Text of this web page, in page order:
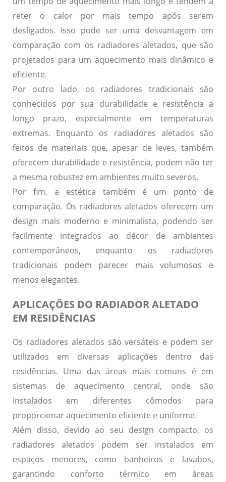
reter o calor por mais tempo após serem
desligados. Isso pode ser uma desvantagem em
comparação com os radiadores aletados, que são
projetados para um aquecimento mais dinâmico e
eficiente.
Por outro lado, os radiadores tradicionais são
conhecidos por sua durabilidade e resistência a
longo prazo, especialmente em temperaturas
extremas. Enquanto os radiadores aletados são
feitos de materiais que, apesar de leves, também
oferecem durabilidade e resistência, podem não ter
a mesma robustez em ambientes muito severos.
Por fim, a estética também é um ponto de
comparação. Os radiadores aletados oferecem um
design mais moderno e minimalista, podendo ser
facilmente integrados ao décor de ambientes
contemporâneos, enquanto os radiadores
tradicionais podem parecer mais volumosos e
menos elegantes.
APLICAÇÕES DO RADIADOR ALETADO
EM RESIDÊNCIAS
Os radiadores aletados são versáteis e podem ser
utilizados em diversas aplicações dentro das
residências. Uma das áreas mais comuns é em
sistemas de aquecimento central, onde são
instalados em diferentes cômodos para
proporcionar aquecimento eficiente e uniforme.
Além disso, devido ao seu design compacto, os
radiadores aletados podem ser instalados em
espaços menores, como banheiros e lavabos,
garantindo conforto térmico em áreas